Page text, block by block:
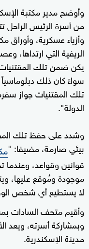
وأوضح مدير مكتبة
من أسرة الرئيس
وأزياء عسكرية،
الريفية التي ارتداها،
يكن ضمن تلك
سواءً كان ذلك
تلك المقتنيات جواز
الدولة".
وشدد على حفظ تلك
بيئي صارمة، مضيفا: "
قوانين وقواعد،
موجودة ومُوقع عليها،
لا يستطيع أي شخص
وأقيم متحف السادات
وبمشاركة أسرته، ويعد
مدينة الإسكندرية.